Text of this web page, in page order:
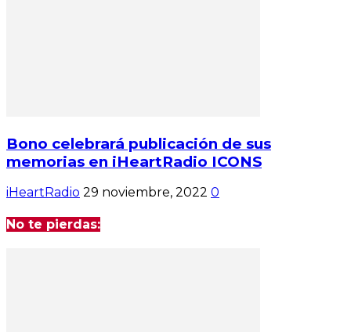
Bono celebrará publicación de sus
memorias en iHeartRadio ICONS
iHeartRadio 29 noviembre, 2022 0
No te pierdas: